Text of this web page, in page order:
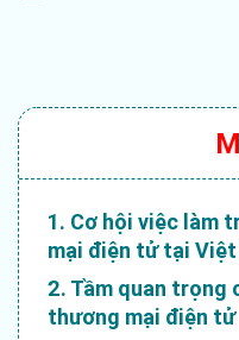
1. Cơ hội việc làm
mại điện tử tại Việt
2. Tầm quan trọng
thương mại điện tử